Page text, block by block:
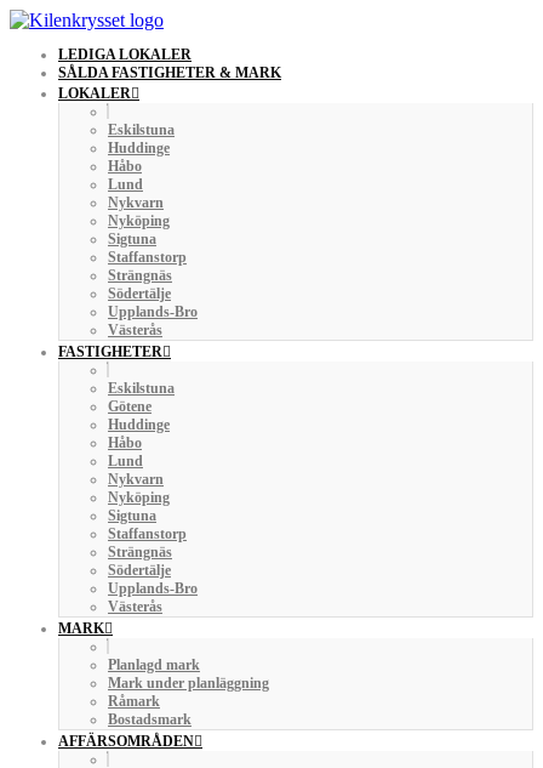
LEDIGA LOKALER
SÅLDA FASTIGHETER & MARK
LOKALER
Eskilstuna
Huddinge
Håbo
Lund
Nykvarn
Nyköping
Sigtuna
Staffanstorp
Strängnäs
Södertälje
Upplands-Bro
Västerås
FASTIGHETER
Eskilstuna
Götene
Huddinge
Håbo
Lund
Nykvarn
Nyköping
Sigtuna
Staffanstorp
Strängnäs
Södertälje
Upplands-Bro
Västerås
MARK
Planlagd mark
Mark under planläggning
Råmark
Bostadsmark
AFFÄRSOMRÅDEN